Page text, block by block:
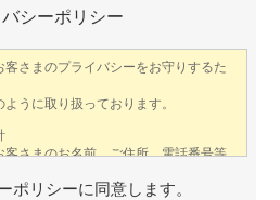
シーポリシー
ポリシーに同意します。